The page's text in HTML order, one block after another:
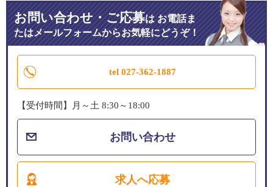
お問い合わせ・ご応募はお電話ま
たはメールフォームからお気軽にどうぞ！
tel 027-362-1887
【受付時間】月～土 8:30～18:00
お問い合わせ
求人へ応募